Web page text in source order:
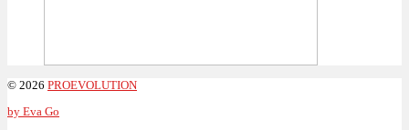
© 2026 PROEVOLUTION
by Eva Go